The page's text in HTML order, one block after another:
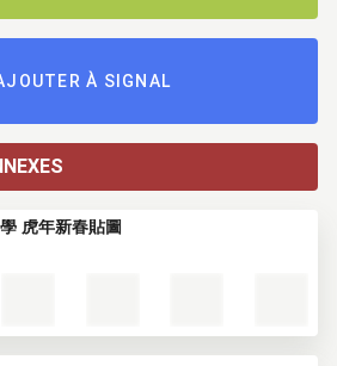
À SIGNAL
虎年新春貼圖